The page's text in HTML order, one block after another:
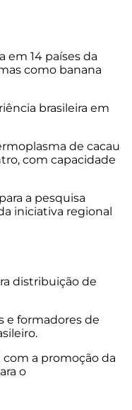
em 14 países da
como banana
brasileira em
de cacau
com capacidade
a pesquisa
iniciativa regional
distribuição de
e formadores de
a promoção da
o